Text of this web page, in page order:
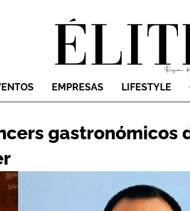
EMPRESAS LIFESTYLE
gastronómicos